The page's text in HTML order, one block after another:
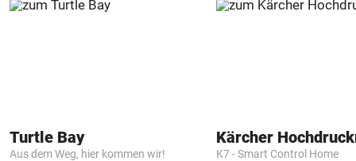
Turtle Bay
Aus dem Weg, hier kommen wir!
Kärcher
K7 - Smart Control Home